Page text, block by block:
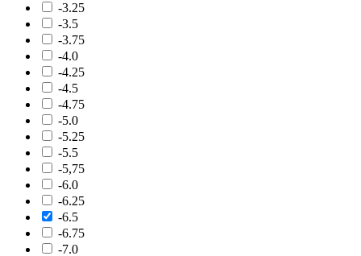
-3.25
-3.5
-3.75
-4.0
-4.25
-4.5
-4.75
-5.0
-5.25
-5.5
-5,75
-6.0
-6.25
-6.5
-6.75
-7.0